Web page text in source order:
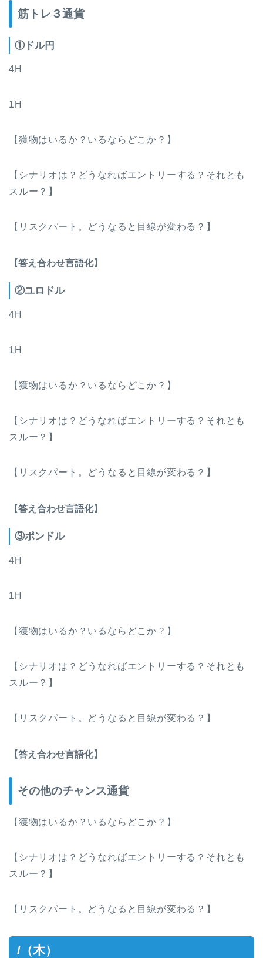
筋トレ３通貨
①ドル円
4H
1H
【獲物はいるか？いるならどこか？】
【シナリオは？どうなればエントリーする？それとも
スルー？】
【リスクパート。どうなると目線が変わる？】
【答え合わせ言語化】
②ユロドル
4H
1H
【獲物はいるか？いるならどこか？】
【シナリオは？どうなればエントリーする？それとも
スルー？】
【リスクパート。どうなると目線が変わる？】
【答え合わせ言語化】
③ポンドル
4H
1H
【獲物はいるか？いるならどこか？】
【シナリオは？どうなればエントリーする？それとも
スルー？】
【リスクパート。どうなると目線が変わる？】
【答え合わせ言語化】
その他のチャンス通貨
【獲物はいるか？いるならどこか？】
【シナリオは？どうなればエントリーする？それとも
スルー？】
【リスクパート。どうなると目線が変わる？】
/（木）